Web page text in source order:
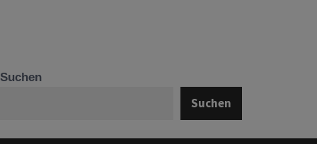
Suchen
Suchen